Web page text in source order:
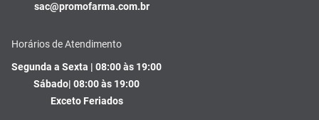
sac@promofarma.com.br
Horários de Atendimento
Segunda a Sexta | 08:00 às 19:00
Sábado| 08:00 às 19:00
Exceto Feriados